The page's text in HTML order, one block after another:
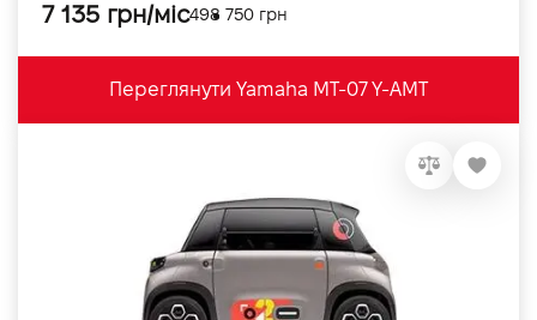
7 135 грн/міс498 750 грн
Переглянути Yamaha MT-07 Y-AMT